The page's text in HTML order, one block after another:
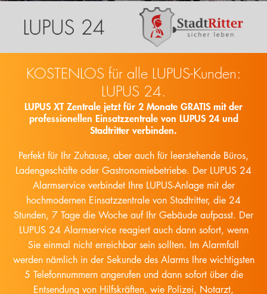
KOSTENLOS für alle LUPUS-Kunden:
LUPUS 24.
LUPUS XT Zentrale jetzt für 2 Monate GRATIS mit der
professionellen Einsatzzentrale von LUPUS 24 und
Stadtritter verbinden.
Perfekt für Ihr Zuhause, aber auch für leerstehende Büros,
Ladengeschäfte oder Gastronomiebetriebe. Der LUPUS 24
Alarmservice verbindet Ihre LUPUS-Anlage mit der
hochmodernen Einsatzzentrale von Stadtritter, die 24
Stunden, 7 Tage die Woche auf Ihr Gebäude aufpasst. Der
LUPUS 24 Alarmservice reagiert auch dann sofort, wenn
Sie einmal nicht erreichbar sein sollten. Im Alarmfall
werden nämlich in der Sekunde des Alarms Ihre wichtigsten
5 Telefonnummern angerufen und dann sofort über die
Entsendung von Hilfskräften, wie Polizei, Notarzt,